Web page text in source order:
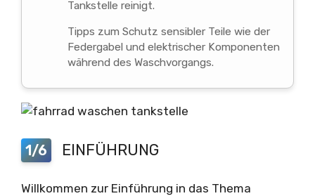
Tankstelle reinigt.
Tipps zum Schutz sensibler Teile wie der
Federgabel und elektrischer Komponenten
während des Waschvorgangs.
1/6 EINFÜHRUNG
Willkommen zur Einführung in das Thema